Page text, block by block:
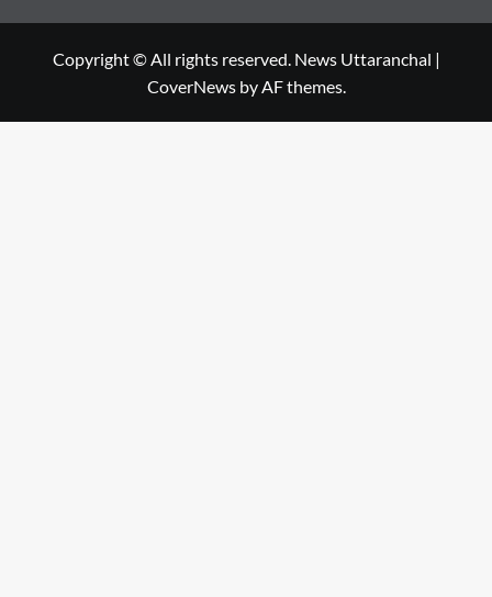
Copyright © All rights reserved. News Uttaranchal |
CoverNewsby AF themes.